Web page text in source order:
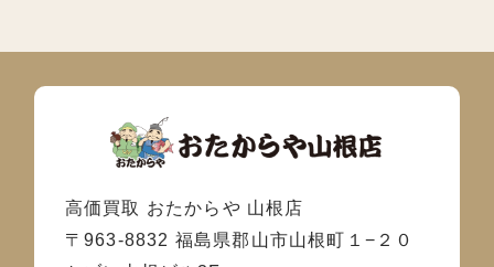
高価買取 おたからや 山根店
〒963-8832 福島県郡山市山根町１−２０